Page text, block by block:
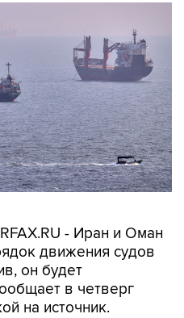
- Иран и Оман
движения судов
он будет
в четверг
на источник.